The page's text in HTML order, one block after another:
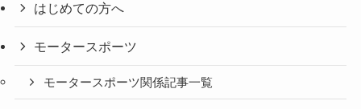
はじめての方へ
モータースポーツ
モータースポーツ関係記事一覧